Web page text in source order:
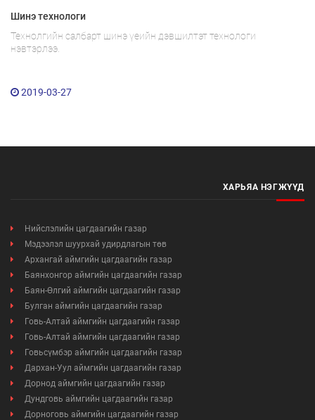
Шинэ технологи
Технолгийн салбарт шинэ үеийн дэвшилтэт технологи
нэвтэрлээ.
2019-03-27
ХАРЬЯА НЭГЖҮҮД
Нийслэлийн цагдаагийн газар
Мэдээлэл шуурхай удирдлагын төв
Архангай аймгийн цагдаагийн газар
Баянхонгор аймгийн цагдаагийн газар
Баян-Өлгий аймгийн цагдаагийн газар
Булган аймгийн цагдаагийн газар
Говь-Алтай аймгийн цагдаагийн газар
Говь-Алтай аймгийн цагдаагийн газар
Говьсүмбэр аймгийн цагдаагийн газар
Дархан-Уул аймгийн цагдаагийн газар
Дорнод аймгийн цагдаагийн газар
Дундговь аймгийн цагдаагийн газар
Дорноговь аймгийн цагдаагийн газар
Удирдлагын шийдвэрийн ил тод байдал
Өргөдөл, гомдлын мэдээ
Иргэдийг хүлээн авах хуваарь
Ажил үүргийн чиглэл, утасны дугаар